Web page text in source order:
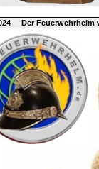
Der